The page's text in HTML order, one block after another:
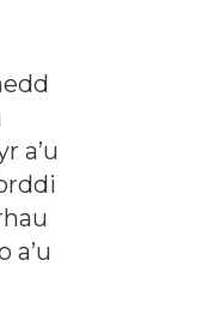
a’u
a’u